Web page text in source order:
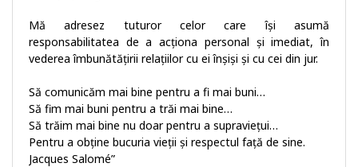
Mă adresez tuturor celor care îşi asumă
responsabilitatea de a acţiona personal şi imediat, în
vederea îmbunătăţirii relaţiilor cu ei înşişi şi cu cei din jur.
Să comunicăm mai bine pentru a fi mai buni…
Să fim mai buni pentru a trăi mai bine…
Să trăim mai bine nu doar pentru a supravieţui…
Pentru a obţine bucuria vieţii şi respectul faţă de sine.
Jacques Salomé”